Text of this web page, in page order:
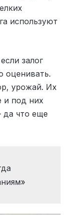
используют
залог
оценивать.
урожай. Их
и под них
да что еще